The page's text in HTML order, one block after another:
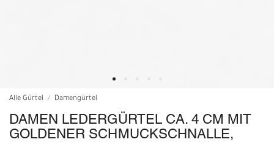
Alle Gürtel Damengürtel
DAMEN LEDERGÜRTEL CA. 4 CM MIT
GOLDENER SCHMUCKSCHNALLE,